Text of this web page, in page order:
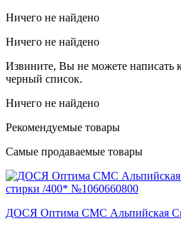
Ничего не найдено
Ничего не найдено
Извините, Вы не можете написать
черный список.
Ничего не найдено
Рекомендуемые товары
Самые продаваемые товары
ДОСЯ Оптима СМС Альпийская